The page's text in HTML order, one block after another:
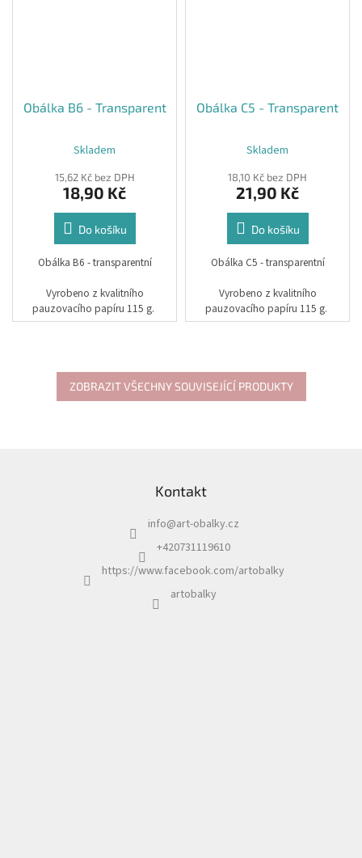
Obálka B6 - Transparent
Skladem
15,62 Kč bez DPH
18,90 Kč
Do košíku
Obálka B6 - transparentní
Vyrobeno z kvalitního
pauzovacího papíru 115 g.
Obálka C5 - Transparent
Skladem
18,10 Kč bez DPH
21,90 Kč
Do košíku
Obálka C5 - transparentní
Vyrobeno z kvalitního
pauzovacího papíru 115 g.
ZOBRAZIT VŠECHNY SOUVISEJÍCÍ PRODUKTY
Kontakt
info@art-obalky.cz
+420731119610
https://www.facebook.com/artobalky
artobalky